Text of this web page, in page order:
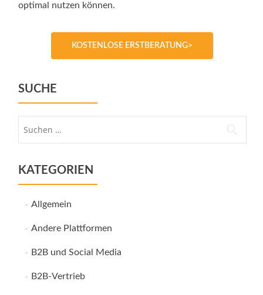
optimal nutzen können.
KOSTENLOSE ERSTBERATUNG>
SUCHE
KATEGORIEN
Allgemein
Andere Plattformen
B2B und Social Media
B2B-Vertrieb